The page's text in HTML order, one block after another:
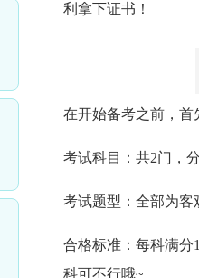
利拿下证书！
在开始备考之前，首
考试科目：共2门，
考试题型：全部为客
合格标准：每科满分
科可不行哦~